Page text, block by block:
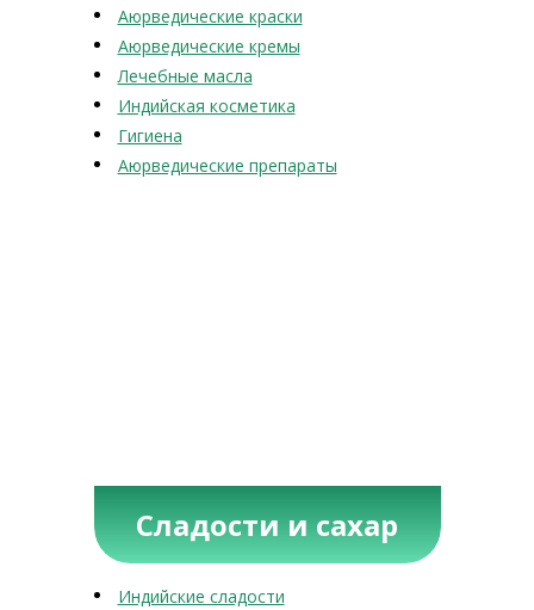
Аюрведические краски
Аюрведические кремы
Лечебные масла
Индийская косметика
Гигиена
Аюрведические препараты
Сладости и сахар
Индийские сладости